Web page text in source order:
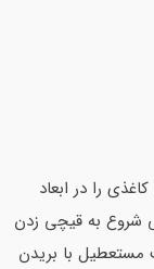
را در ابعاد
شروع به قیچی زدن
مستعطیل با بریدن